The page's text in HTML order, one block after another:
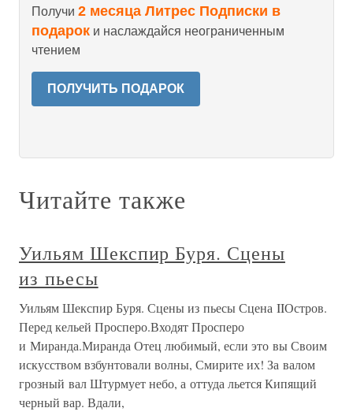
Получи 2 месяца Литрес Подписки в
подарок и наслаждайся неограниченным
чтением
ПОЛУЧИТЬ ПОДАРОК
Читайте также
Уильям Шекспир Буря. Сцены
из пьесы
Уильям Шекспир Буря. Сцены из пьесы Сцена IIОстров.
Перед кельей Просперо.Входят Просперо
и Миранда.Миранда Отец любимый, если это вы Своим
искусством взбунтовали волны, Смирите их! За валом
грозный вал Штурмует небо, а оттуда льется Кипящий
черный вар. Вдали,